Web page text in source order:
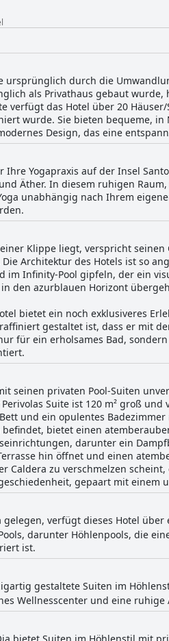
ursprünglich durch die
als Privathaus gebaut
verfügt das Hotel über 20
wurde. Sie bieten bequeme,
Design, das eine
Ihre Yogapraxis auf der Insel
Äther. In diesem ruhigen
unabhängig nach Ihrem
Klippe liegt, verspricht
Architektur des Hotels ist so
Infinity-Pool gipfeln, der ein
den azurblauen Horizont
bietet ein noch exklusiveres
gestaltet ist, dass er mit
für ein erholsames Bad,
seinen privaten Pool-Suiten
Suite ist 120 m² groß
und ein opulentes
bietet einen
darunter ein
hin öffnet und einen
Caldera zu verschmelzen
gepaart mit einem
gelegen, verfügt dieses Hotel
darunter Höhlenpools, die
ist.
gestaltete Suiten im
Wellnesscenter und eine